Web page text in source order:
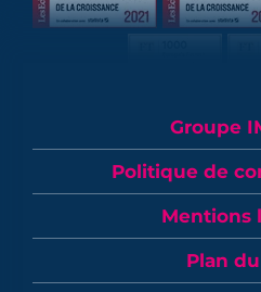
Groupe
Politique de
Mentions
Plan